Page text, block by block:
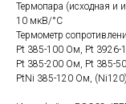
Термопара (исходная и
10 мкВ/°C
Термометр
Pt 385-100 Ом, Pt
Pt 385-200 Ом, Pt 385-
PtNi 385-120 Ом,